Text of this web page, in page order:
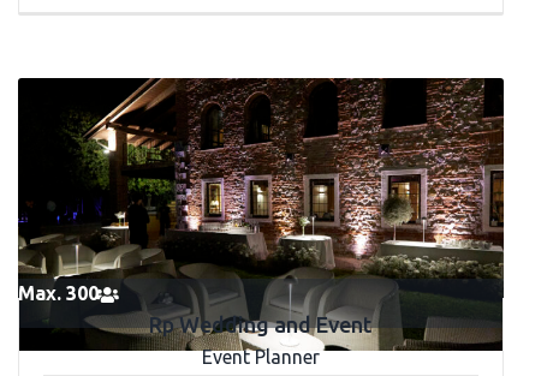
Max. 300
Rp Wedding and Event
Event Planner